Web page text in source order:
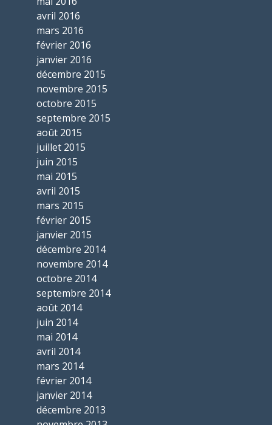
avril 2016
mars 2016
février 2016
janvier 2016
décembre 2015
novembre 2015
octobre 2015
septembre 2015
août 2015
juillet 2015
juin 2015
mai 2015
avril 2015
mars 2015
février 2015
janvier 2015
décembre 2014
novembre 2014
octobre 2014
septembre 2014
août 2014
juin 2014
mai 2014
avril 2014
mars 2014
février 2014
janvier 2014
décembre 2013